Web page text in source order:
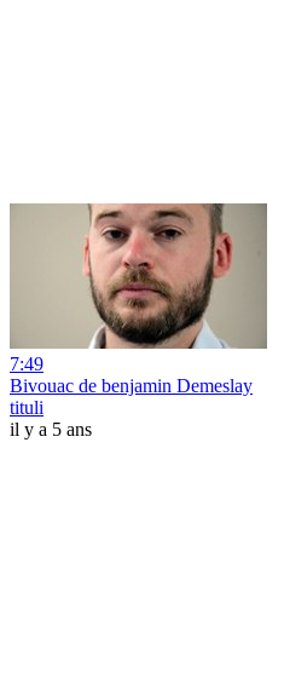
7:49
Bivouac de benjamin Demeslay
tituli
il y a 5 ans